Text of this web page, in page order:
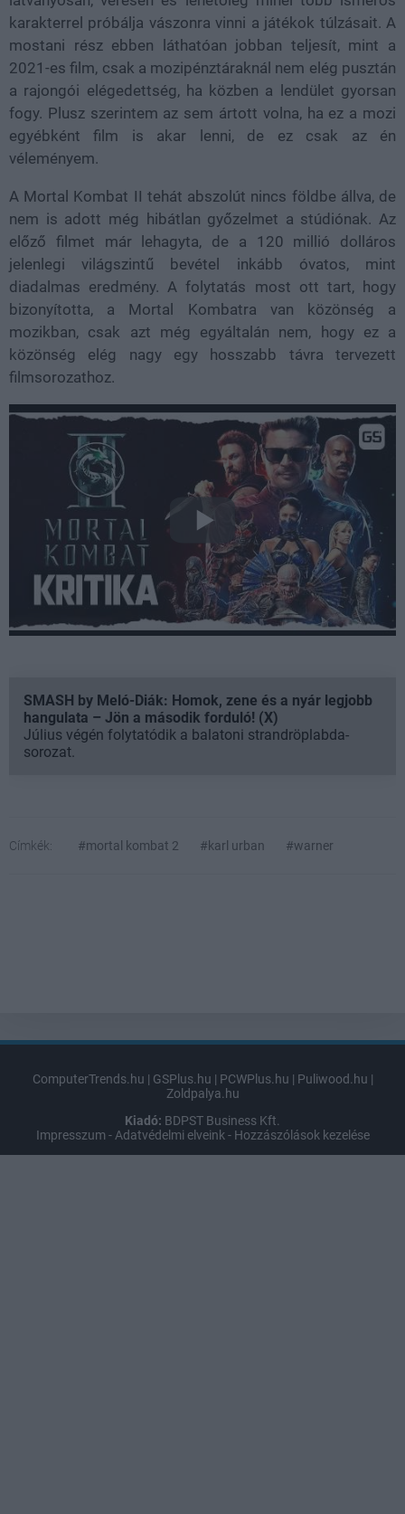
karakterrel próbálja vászonra vinni a játékok túlzásait. A
mostani rész ebben láthatóan jobban teljesít, mint a
2021-es film, csak a mozipénztáraknál nem elég pusztán
a rajongói elégedettség, ha közben a lendület gyorsan
fogy. Plusz szerintem az sem ártott volna, ha ez a mozi
egyébként film is akar lenni, de ez csak az én
véleményem.
A Mortal Kombat II tehát abszolút nincs földbe állva, de
nem is adott még hibátlan győzelmet a stúdiónak. Az
előző filmet már lehagyta, de a 120 millió dolláros
jelenlegi világszintű bevétel inkább óvatos, mint
diadalmas eredmény. A folytatás most ott tart, hogy
bizonyította, a Mortal Kombatra van közönség a
mozikban, csak azt még egyáltalán nem, hogy ez a
közönség elég nagy egy hosszabb távra tervezett
filmsorozathoz.
SMASH by Meló-Diák: Homok, zene és a nyár legjobb
hangulata – Jön a második forduló! (X)
Július végén folytatódik a balatoni strandröplabda-
sorozat.
Címkék: #mortal kombat 2 #karl urban #warner
ComputerTrends.hu | GSPlus.hu | PCWPlus.hu | Puliwood.hu |
Zoldpalya.hu
Kiadó: BDPST Business Kft.
Impresszum -Adatvédelmi elveink- Hozzászólások kezelése